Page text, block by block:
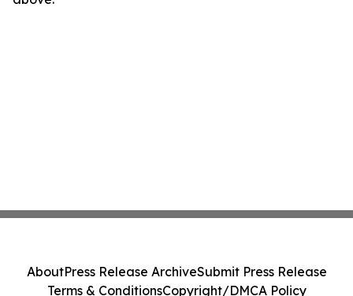
AboutPress Release ArchiveSubmit Press Release
Terms & ConditionsCopyright/DMCA Policy